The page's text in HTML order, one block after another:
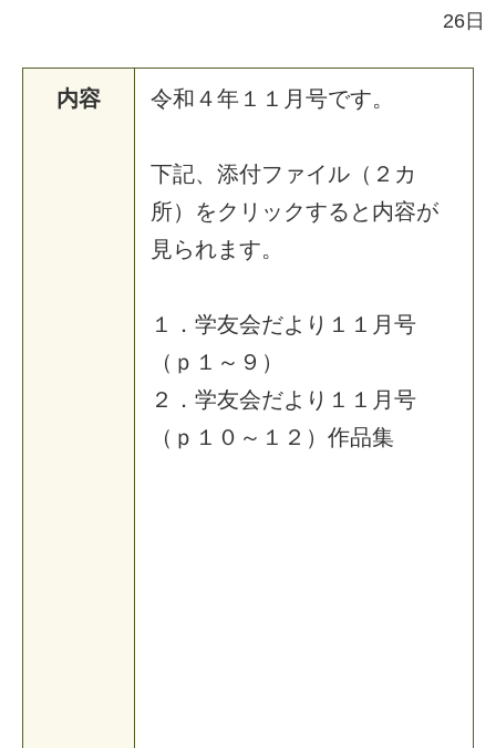
26日
内容 令和４年１１月号です。
下記、添付ファイル（２カ
所）をクリックすると内容が
見られます。
１．学友会だより１１月号
（ｐ１～９）
２．学友会だより１１月号
（ｐ１０～１２）作品集